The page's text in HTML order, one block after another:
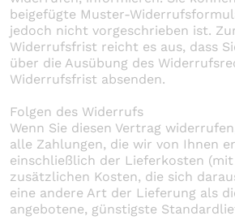
beigefügte Muster-
jedoch nicht vorgeschrieben ist.
Widerrufsfrist reicht es aus, dass
über die Ausübung des
Widerrufsfrist absenden.
Folgen des Widerrufs
Wenn Sie diesen Vertrag
alle Zahlungen, die wir von Ihnen
einschließlich der Lieferkosten (mit
zusätzlichen Kosten, die sich
eine andere Art der Lieferung als
angebotene, günstigste